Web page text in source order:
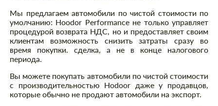
Мы предлагаем автомобили по чистой стоимости по
умолчанию: Hoodor Performance не только управляет
процедурой возврата НДС, но и предоставляет своим
клиентам возможность снизить затраты сразу во
время покупки. сделка, а не в конце налогового
периода.
Вы можете покупать автомобили по чистой стоимости
с производительностью Hodoor даже у продавцов,
которые обычно не продают автомобили на экспорт.